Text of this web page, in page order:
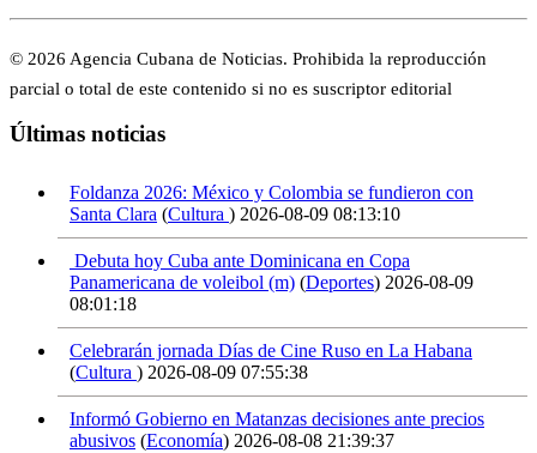
© 2026 Agencia Cubana de Noticias. Prohibida la reproducción
parcial o total de este contenido si no es suscriptor editorial
Últimas noticias
Foldanza 2026: México y Colombia se fundieron con
Santa Clara (Cultura ) 2026-08-09 08:13:10
Debuta hoy Cuba ante Dominicana en Copa
Panamericana de voleibol (m) (Deportes) 2026-08-09
08:01:18
Celebrarán jornada Días de Cine Ruso en La Habana
(Cultura ) 2026-08-09 07:55:38
Informó Gobierno en Matanzas decisiones ante precios
abusivos (Economía) 2026-08-08 21:39:37